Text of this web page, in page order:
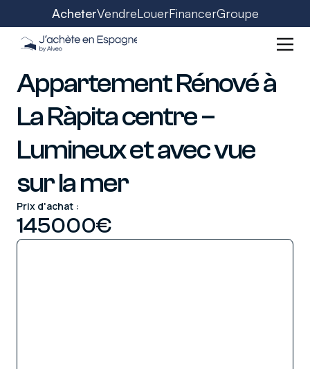
AcheterVendreLouerFinancerGroupe
Appartement Rénové à
La Ràpita centre –
Lumineux et avec vue
sur la mer
Prix d'achat :
145000€